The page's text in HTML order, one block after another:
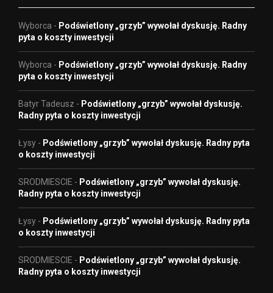
Wyborca - Podświetlony „grzyb” wywołał dyskusję. Radny
pyta o koszty inwestycji
Wyborca - Podświetlony „grzyb” wywołał dyskusję. Radny
pyta o koszty inwestycji
Batyr Tadeusz - Podświetlony „grzyb” wywołał dyskusję.
Radny pyta o koszty inwestycji
Łysy - Podświetlony „grzyb” wywołał dyskusję. Radny pyta
o koszty inwestycji
SRODMIESCIE - Podświetlony „grzyb” wywołał dyskusję.
Radny pyta o koszty inwestycji
Łysy - Podświetlony „grzyb” wywołał dyskusję. Radny pyta
o koszty inwestycji
SRODMIESCIE - Podświetlony „grzyb” wywołał dyskusję.
Radny pyta o koszty inwestycji